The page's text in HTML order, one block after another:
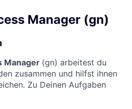
Manager (gn)
Manager (gn) arbeitest du
zusammen und hilfst ihnen
Zu Deinen Aufgaben